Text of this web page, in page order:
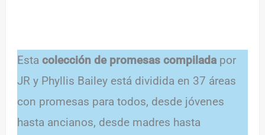
Estacolección de promesas compilada por
JR y Phyllis Bailey está dividida en 37 áreas
con promesas para todos, desde jóvenes
hasta ancianos, desde madres hasta